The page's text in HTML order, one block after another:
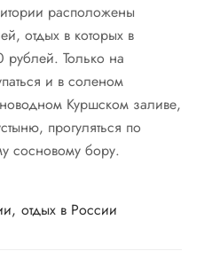
расположены
отдых в которых в
рублей. Только на
и в соленом
Куршском заливе,
прогуляться по
сосновому бору.
отдых в России